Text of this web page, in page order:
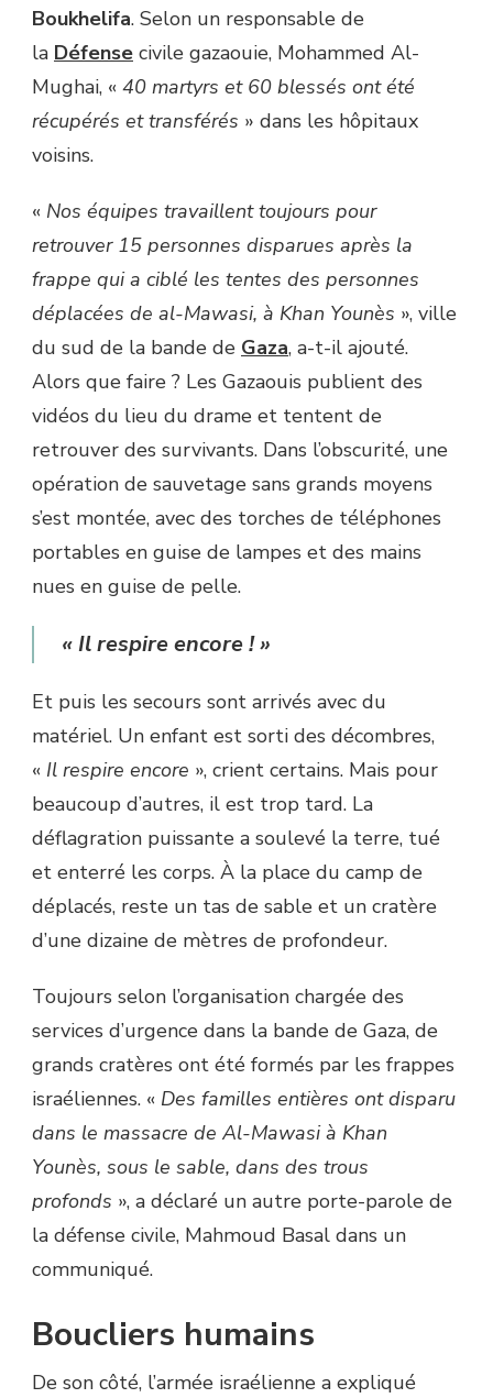
Boukhelifa. Selon un responsable de
la Défense civile gazaouie, Mohammed Al-
Mughai, « 40 martyrs et 60 blessés ont été
récupérés et transférés » dans les hôpitaux
voisins.
« Nos équipes travaillent toujours pour
retrouver 15 personnes disparues après la
frappe qui a ciblé les tentes des personnes
déplacées de al-Mawasi, à Khan Younès », ville
du sud de la bande de Gaza, a-t-il ajouté.
Alors que faire ? Les Gazaouis publient des
vidéos du lieu du drame et tentent de
retrouver des survivants. Dans l’obscurité, une
opération de sauvetage sans grands moyens
s’est montée, avec des torches de téléphones
portables en guise de lampes et des mains
nues en guise de pelle.
« Il respire encore ! »
Et puis les secours sont arrivés avec du
matériel. Un enfant est sorti des décombres,
« Il respire encore », crient certains. Mais pour
beaucoup d’autres, il est trop tard. La
déflagration puissante a soulevé la terre, tué
et enterré les corps. À la place du camp de
déplacés, reste un tas de sable et un cratère
d’une dizaine de mètres de profondeur.
Toujours selon l’organisation chargée des
services d’urgence dans la bande de Gaza, de
grands cratères ont été formés par les frappes
israéliennes. « Des familles entières ont disparu
dans le massacre de Al-Mawasi à Khan
Younès, sous le sable, dans des trous
profonds », a déclaré un autre porte-parole de
la défense civile, Mahmoud Basal dans un
communiqué.
Boucliers humains
De son côté, l’armée israélienne a expliqué